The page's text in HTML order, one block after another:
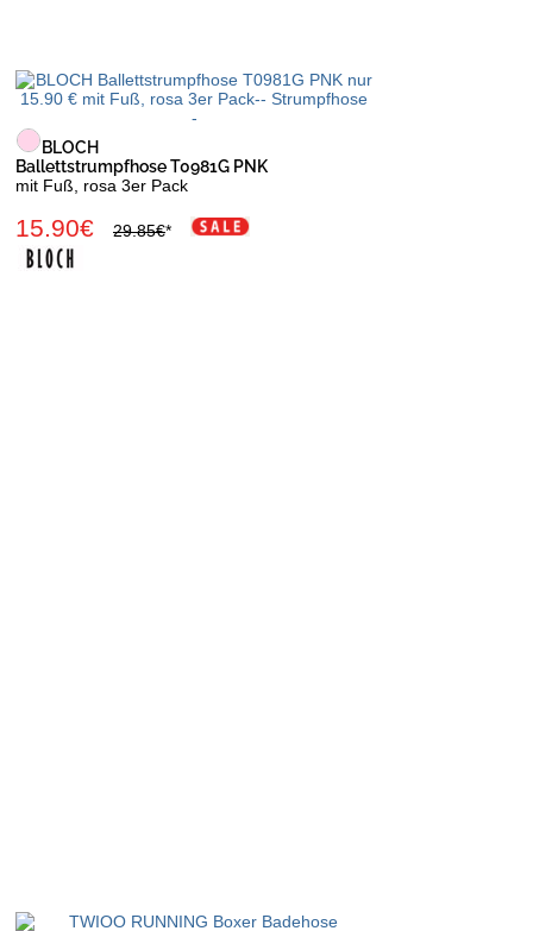
BLOCH
Ballettstrumpfhose T0981G PNK
mit Fuß, rosa 3er Pack
15.90€ 29.85€*